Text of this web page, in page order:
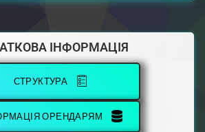
ІНФОРМАЦІЯ
СТРУКТУРА
ОРЕНДАРЯМ